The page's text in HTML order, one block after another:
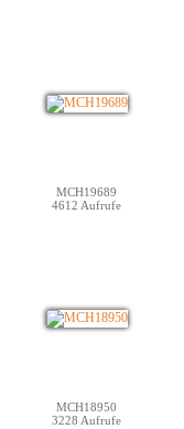
MCH19689
4612 Aufrufe
MCH18950
3228 Aufrufe